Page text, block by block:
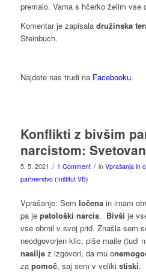
premalo. Vama s hčerko želim vse
Komentar je zapisala družinska
Steinbuch.
Najdete nas trudi na Facebooku.
Konflikti z bivšim
narcistom:
5. 5. 2021 / 1 Comment / in Vprašanja in
partnerstvo (Inštitut VB)
Vprašanje: Sem ločenain imam
pa je patološki narcis. Bivši je
vse obrnil v svoj prid. Znašla sem
neodgovorjen klic, piše maile (tudi
nasiljez izgovori, da mu o
za pomoč, saj sem v veliki stiski.